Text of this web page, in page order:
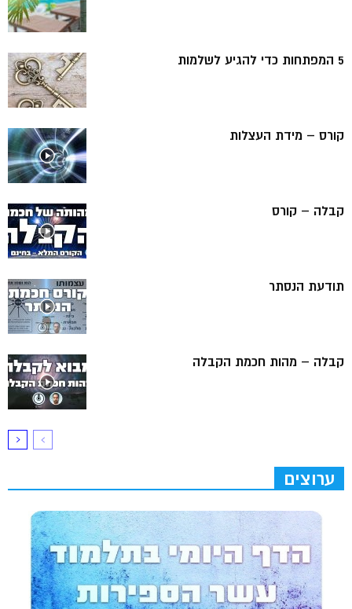
5 המפתחות כדי להגיע לשלמות
קורס – מידת העצלות
קבלה – קורס
תודעת הנסתר
קבלה – מהות חכמת הקבלה
ערוצים